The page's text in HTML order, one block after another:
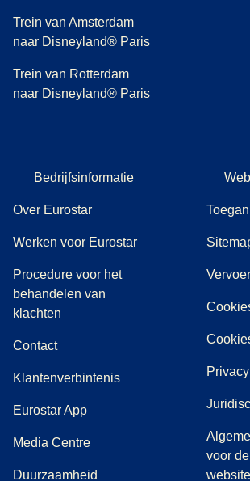
Trein van Amsterdam
naar Disneyland® Paris
Trein van Rotterdam
naar Disneyland® Paris
Bedrijfsinformatie
Over Eurostar
Werken voor Eurostar
Procedure voor het
behandelen van
klachten
Contact
Klantenverbintenis
Eurostar App
Media Centre( opent in een nieuwe tab)
Duurzaamheid
voor